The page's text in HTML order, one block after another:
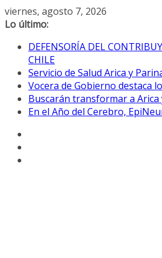
Saltar
al
viernes, agosto 7, 2026
Lo último:
DEFENSORÍA DEL
CHILE
Servicio de Salud Arica y
Vocera de Gobierno destaca
Buscarán transformar a
En el Año del Cerebro,